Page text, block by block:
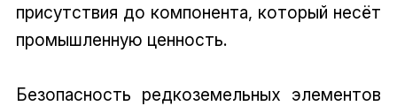
присутствия до компонента, который несёт
промышленную ценность.
Безопасность редкоземельных элементов